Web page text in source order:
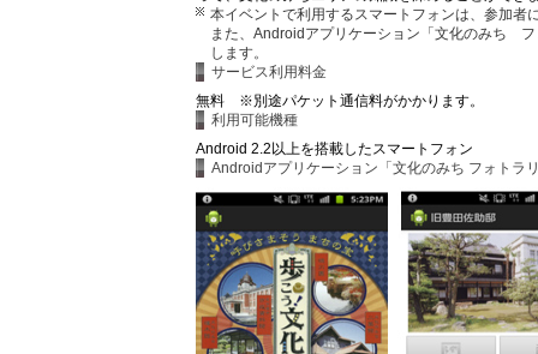
本イベントで利用するスマートフォンは、参加者
また、Androidアプリケーション「文化のみち
します。
サービス利用料金
無料 ※別途パケット通信料がかかります。
利用可能機種
Android 2.2以上を搭載したスマートフォン
Androidアプリケーション「文化のみち フォトラ